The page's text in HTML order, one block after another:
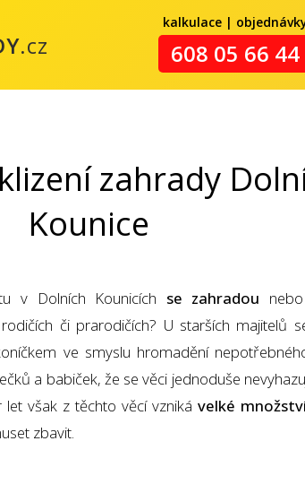
.cz
kalkulace |
608 05 66 44
zahrady
Kounice
v Dolních Kounicích se zahradou
či prarodičích? U starších majitelů
ve smyslu hromadění
a babiček, že se věci jednoduše
však z těchto věcí vzniká velké
zbavit.